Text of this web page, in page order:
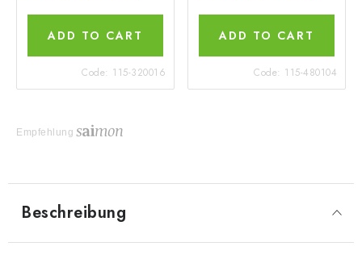
ADD TO CART
Code: 115-320016
ADD TO CART
Code: 115-480104
Empfehlung
Beschreibung